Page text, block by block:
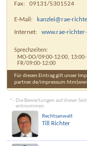
Fax:
09131/5301524
E-Mail:
kanzlei@rae-
Internet:
www.rae-
Sprechzeiten:
MO-DO/09:00-12:00,
FR/09:00-12:00
Für diesen Eintrag gilt unser
partner.de/
*
Die Bewertungen auf dieser
entnommen.
Rechtsanwalt
Till Richter